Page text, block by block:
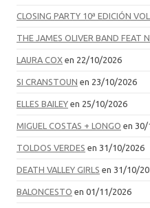
CLOSING PARTY 10ª EDICIÓN
THE JAMES OLIVER BAND FEAT
LAURA COX en 22/10/2026
SI CRANSTOUN en 23/10/2026
ELLES BAILEY en 25/10/2026
MIGUEL COSTAS + LONGO en 30/
TOLDOS VERDES en 31/10/2026
DEATH VALLEY GIRLS en 31/10/
BALONCESTO en 01/11/2026